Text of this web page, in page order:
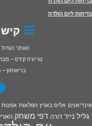
בדיחות ליום הולדת
האתר הגדול
טריוויה קידס –
בריאותון –
אינדיאנים אליס בארץ הפלאות אמנות
גליל נייר דורה דפי משחק